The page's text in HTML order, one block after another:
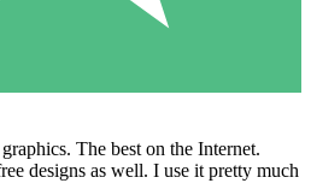
The best on the Internet.
designs as well. I use it pretty much